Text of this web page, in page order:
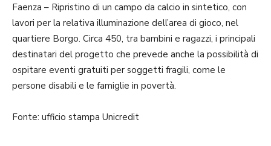
Faenza – Ripristino di un campo da calcio in sintetico, con
lavori per la relativa illuminazione dell’area di gioco, nel
quartiere Borgo. Circa 450, tra bambini e ragazzi, i principali
destinatari del progetto che prevede anche la possibilità di
ospitare eventi gratuiti per soggetti fragili, come le
persone disabili e le famiglie in povertà.
Fonte: ufficio stampa Unicredit